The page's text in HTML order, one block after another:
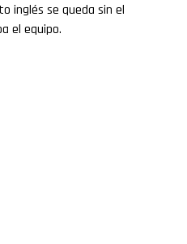
inglés se queda sin el
el equipo.